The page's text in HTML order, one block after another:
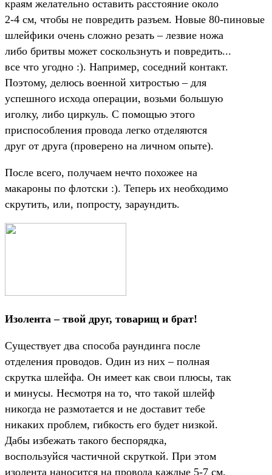
краям желательно оставить расстояние около
2-4 см, чтобы не повредить разъем. Новые 80-пиновые
шлейфики очень сложно резать – лезвие ножа
либо бритвы может соскользнуть и повредить...
все что угодно :). Например, соседний контакт.
Поэтому, делюсь военной хитростью – для
успешного исхода операции, возьми большую
иголку, либо циркуль. С помощью этого
приспособления провода легко отделяются
друг от друга (проверено на личном опыте).
После всего, получаем нечто похожее на
макароны по флотски :). Теперь их необходимо
скрутить, или, попросту, зараундить.
Изолента – твой друг, товарищ и брат!
Существует два способа раундинга после
отделения проводов. Один из них – полная
скрутка шлейфа. Он имеет как свои плюсы, так
и минусы. Несмотря на то, что такой шлейф
никогда не размотается и не доставит тебе
никаких проблем, гибкость его будет низкой.
Дабы избежать такого беспорядка,
воспользуйся частичной скруткой. При этом
изолента наносится на провода каждые 5-7 см.